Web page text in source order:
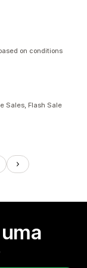
on conditions
Sales, Flash Sale